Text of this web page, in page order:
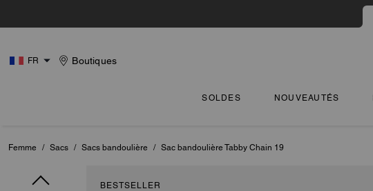
FR Boutiques
SOLDES NOUVEAUTÉS
Femme / Sacs / Sacs bandoulière / Sac bandoulière Tabby Chain 19
BESTSELLER